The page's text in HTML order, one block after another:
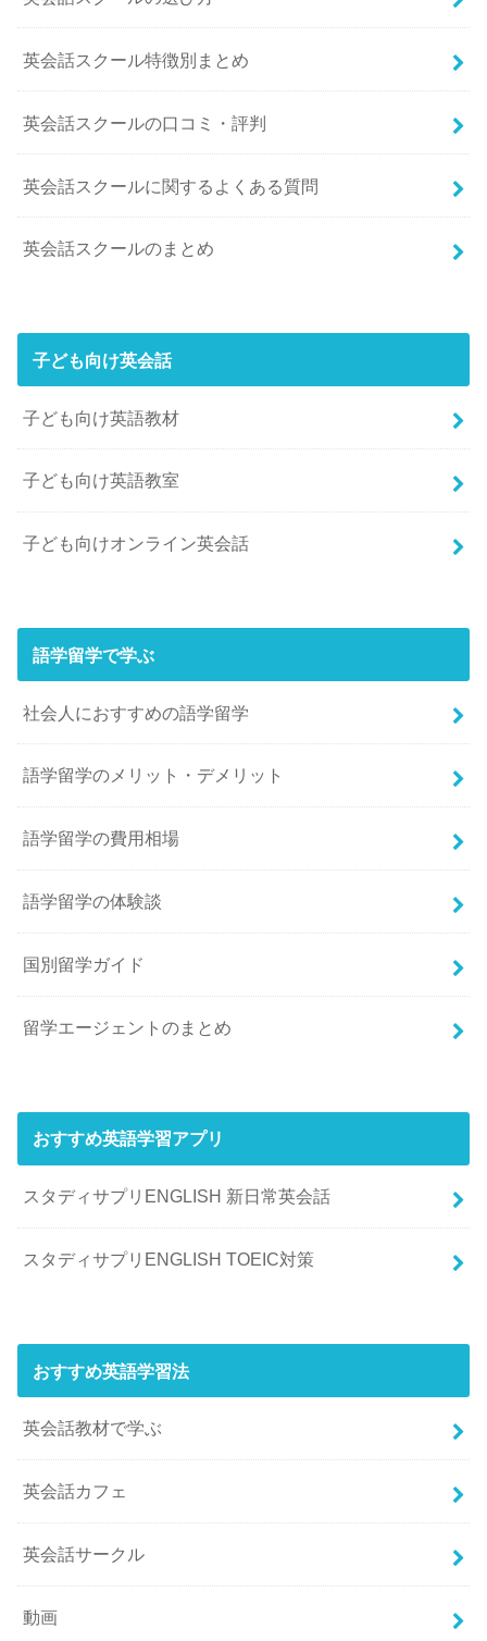
英会話スクール特徴別まとめ
英会話スクールの口コミ・評判
英会話スクールに関するよくある質問
英会話スクールのまとめ
子ども向け英会話
子ども向け英語教材
子ども向け英語教室
子ども向けオンライン英会話
語学留学で学ぶ
社会人におすすめの語学留学
語学留学のメリット・デメリット
語学留学の費用相場
語学留学の体験談
国別留学ガイド
留学エージェントのまとめ
おすすめ英語学習アプリ
スタディサプリENGLISH 新日常英会話
スタディサプリENGLISH TOEIC対策
おすすめ英語学習法
英会話教材で学ぶ
英会話カフェ
英会話サークル
動画